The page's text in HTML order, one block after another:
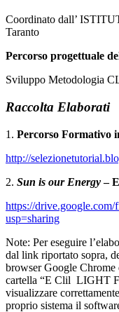
Coordinato dall’
Taranto
Percorso progettuale
Sviluppo Metodologia
Raccolta Elaborati
1. Percorso Formativo
http://
2. Sun is our Energy–
https://
usp=sharing
Note: Per eseguire
dal link riportato sopra,
browser Google
cartella “E Clil LIGHT
visualizzare
proprio sistema il